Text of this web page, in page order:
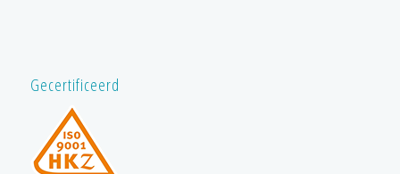
Gecertificeerd